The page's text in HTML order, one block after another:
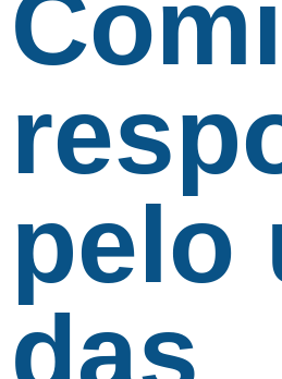
pelo
das